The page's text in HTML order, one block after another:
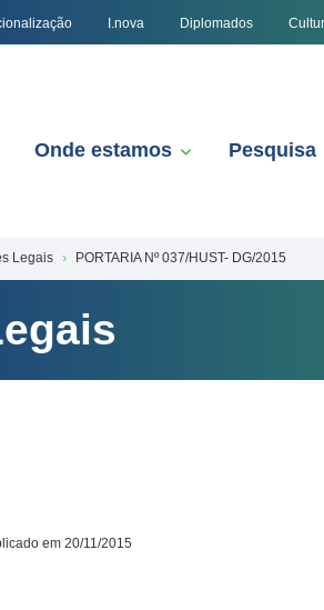
I.nova Diplomados
Onde estamos Pesquisa
Legais PORTARIA Nº 037/HUST- DG/2015
em 20/11/2015